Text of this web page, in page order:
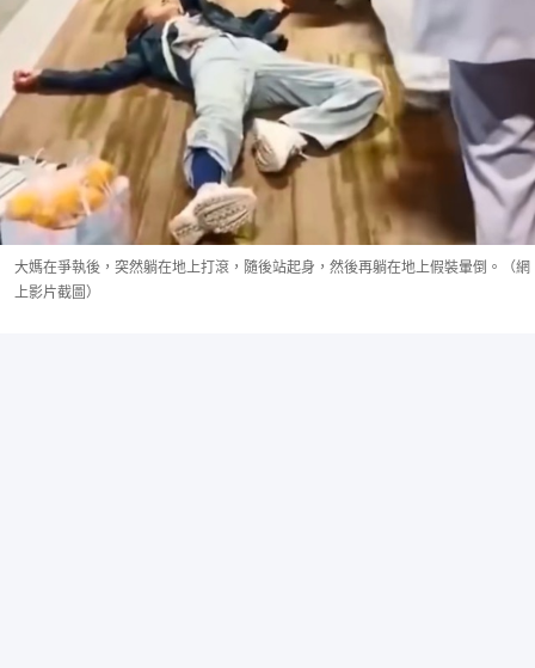
大媽在爭執後，突然躺在地上打滾，隨後站起身，然後再躺在地上假裝暈倒。（網
上影片截圖）